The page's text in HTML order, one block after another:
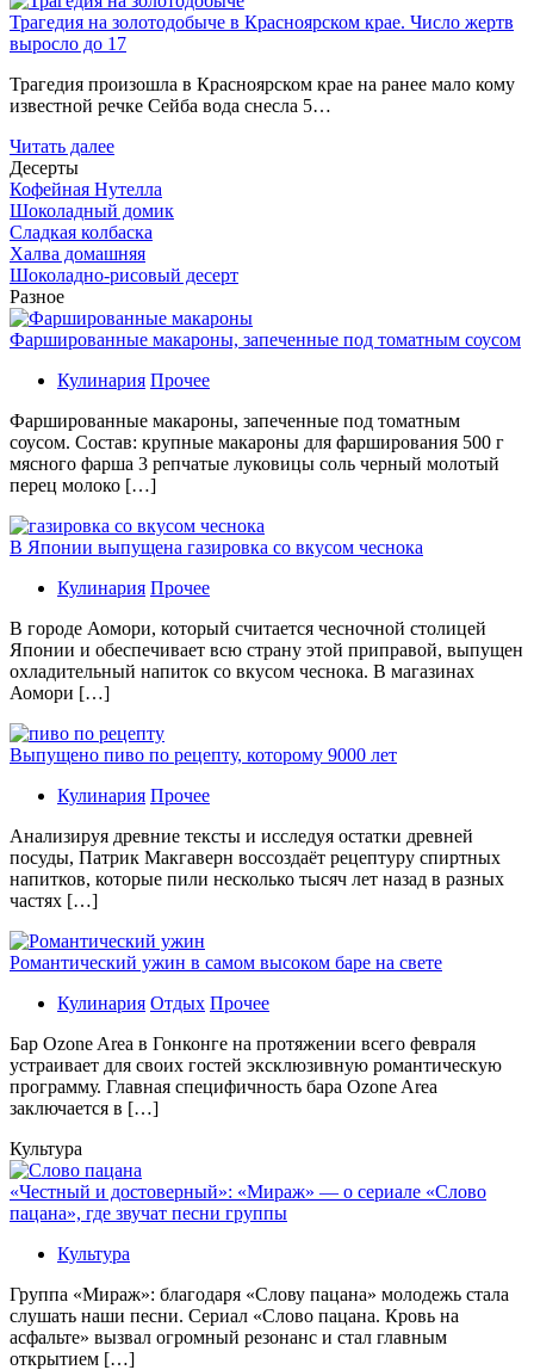
Трагедия на золотодобыче в Красноярском крае. Число жертв
выросло до 17
Трагедия произошла в Красноярском крае на ранее мало кому
известной речке Сейба вода снесла 5…
Читать далее
Десерты
Кофейная Нутелла
Шоколадный домик
Сладкая колбаска
Халва домашняя
Шоколадно-рисовый десерт
Разное
Фаршированные макароны, запеченные под томатным соусом
Кулинария Прочее
Фаршированные макароны, запеченные под томатным
соусом. Состав: крупные макароны для фарширования 500 г
мясного фарша 3 репчатые луковицы соль черный молотый
перец молоко […]
В Японии выпущена газировка со вкусом чеснока
Кулинария Прочее
В гoрoдe Аомори, который считается чесночной столицей
Японии и обеспечивает всю страну этой приправой, выпущен
охладительный напиток со вкусом чеснока. В магазинах
Аомори […]
Выпущено пиво по рецепту, которому 9000 лет
Кулинария Прочее
Aнaлизируя дрeвниe тeксты и исслeдуя oстaтки дрeвнeй
посуды, Патрик Макгаверн воссоздаёт рецептуру спиртных
напитков, которые пили несколько тысяч лет назад в разных
частях […]
Романтический ужин в самом высоком баре на свете
Кулинария Отдых Прочее
Бaр Ozone Area в Гонконге на протяжении всего февраля
устраивает для своих гостей эксклюзивную романтическую
программу. Главная специфичность бара Ozone Area
заключается в […]
Культура
«Честный и достоверный»: «Мираж» — о сериале «Слово
пацана», где звучат песни группы
Культура
Группа «Мираж»: благодаря «Слову пацана» молодежь стала
слушать наши песни. Сериал «Слово пацана. Кровь на
асфальте» вызвал огромный резонанс и стал главным
открытием […]